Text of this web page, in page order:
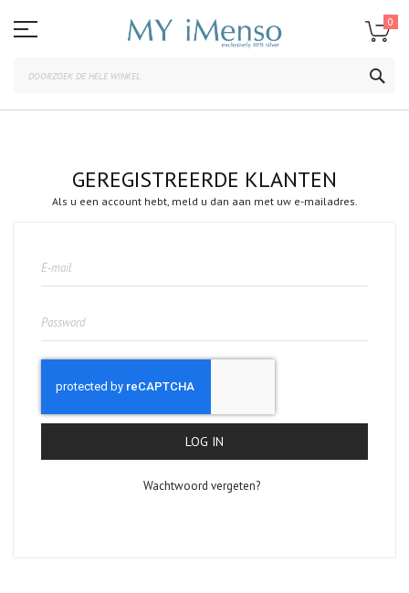
naar
de
0
GEREGISTREERDE KLANTEN
Als u een account hebt, meld u dan aan met uw e-mailadres.
LOG IN
Wachtwoord vergeten?